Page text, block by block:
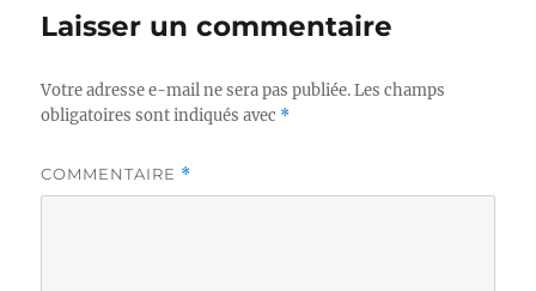
Laisser un commentaire
Votre adresse e-mail ne sera pas publiée. Les champs
obligatoires sont indiqués avec *
COMMENTAIRE *